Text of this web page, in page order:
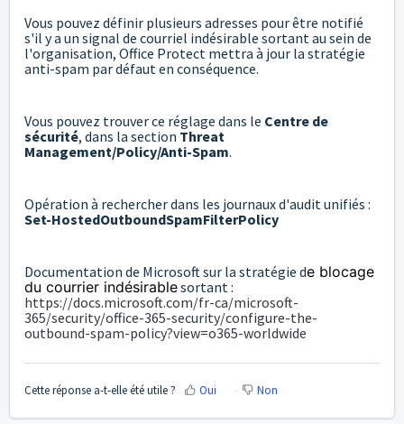
Vous pouvez définir plusieurs adresses pour être notifié
s'il y a un signal de courriel indésirable sortant au sein de
l'organisation, Office Protect mettra à jour la stratégie
anti-spam par défaut en conséquence.
Vous pouvez trouver ce réglage dans le Centre de
sécurité, dans la section Threat
Management/Policy/Anti-Spam.
Opération à rechercher dans les journaux d'audit unifiés :
Set-HostedOutboundSpamFilterPolicy
Documentation de Microsoft sur la stratégie de blocage
du courrier indésirablesortant :
https://docs.microsoft.com/fr-ca/microsoft-
365/security/office-365-security/configure-the-
outbound-spam-policy?view=o365-worldwide
Cette réponse a-t-elle été utile ? Oui Non